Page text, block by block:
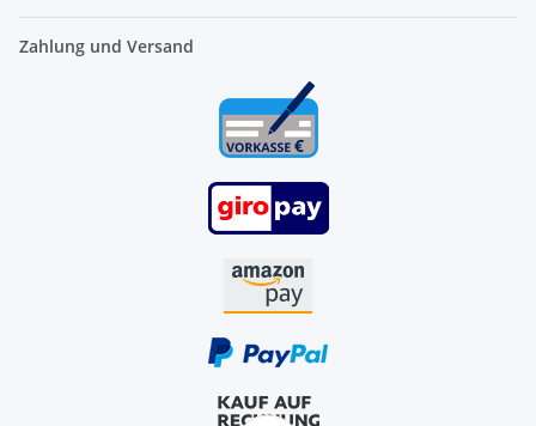
Zahlung und Versand